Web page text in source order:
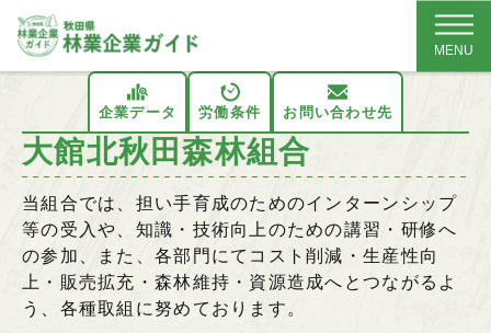
MENU
企業データ 労働条件 お問い合わせ先
大館北秋田森林組合
当組合では、担い手育成のためのインターンシップ
等の受入や、知識・技術向上のための講習・研修へ
の参加、また、各部門にてコスト削減・生産性向
上・販売拡充・森林維持・資源造成へとつながるよ
う、各種取組に努めております。